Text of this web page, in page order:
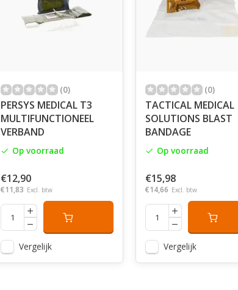
(0)
PERSYS MEDICAL T3
MULTIFUNCTIONEEL
VERBAND
Op voorraad
€12,90
€11,83 Excl. btw
Vergelijk
(0)
TACTICAL MEDICAL
SOLUTIONS BLAST
BANDAGE
Op voorraad
€15,98
€14,66 Excl. btw
Vergelijk